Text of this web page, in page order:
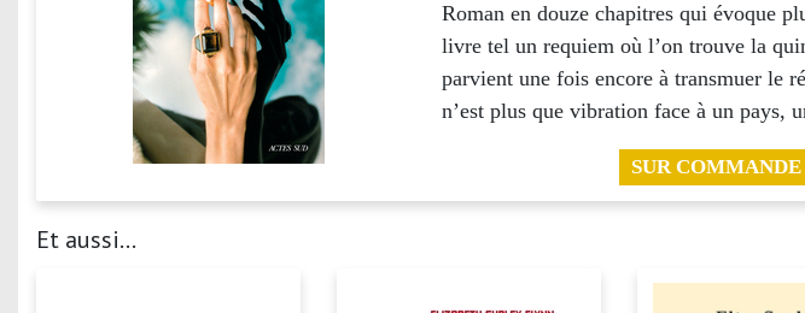
Roman en douze chapitres qui évoque
livre tel un requiem où l’on trouve la
parvient une fois encore à transmuer le
n’est plus que vibration face à un pays,
SUR COMMANDE
Et aussi...